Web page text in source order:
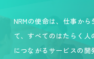
NRMの使命は、仕事か
て、すべてのはたらく
につながるサービスの